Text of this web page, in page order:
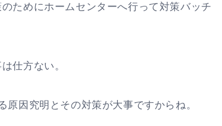
ためにホームセンターへ行って対策バッチ
仕方ない。
原因究明とその対策が大事ですからね。